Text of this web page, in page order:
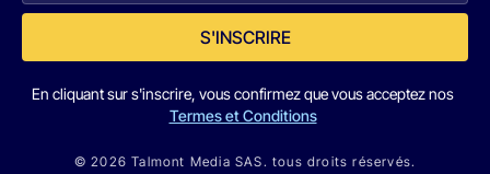
S'INSCRIRE
En cliquant sur s'inscrire, vous confirmez que vous acceptez nos
Termes et Conditions
© 2026 Talmont Media SAS. tous droits réservés.